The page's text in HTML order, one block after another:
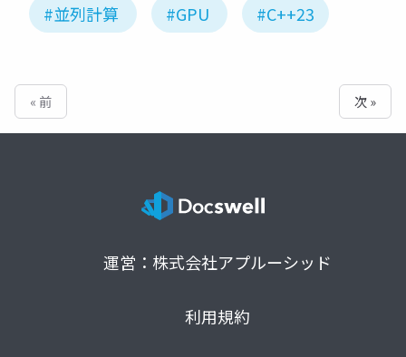
#並列計算 #GPU #C++23
« 前 次 »
運営：株式会社アプルーシッド
利用規約